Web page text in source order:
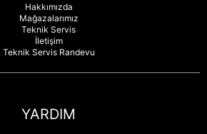
Hakkımızda
Mağazalarımız
Teknik Servis
İletişim
Teknik Servis Randevu
YARDIM